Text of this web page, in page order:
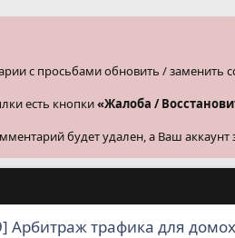
с просьбами обновить / заменить
есть кнопки«Жалоба /
будет удален, а Ваш аккаунт
Арбитраж трафика для